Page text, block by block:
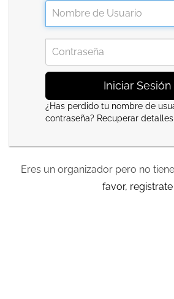
Iniciar Sesión
¿Has perdido tu nombre de
contraseña? Recuperar
Eres un organizador pero no
favor, registrate